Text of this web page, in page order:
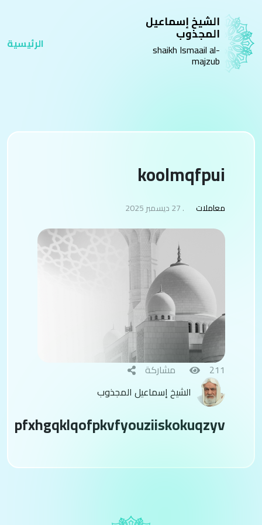
الشيخ إسماعيل
المجذوب
shaikh Ismaail al-
majzub
الرئيسية
koolmqfpui
معاملات . 27 ديسمبر 2025
الشيخ إسماعيل المجذوب
211 مشاركة
pfxhgqklqofpkvfyouziiskokuqzyv